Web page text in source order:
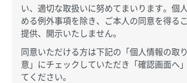
い、適切な取扱いに努めてまいります。個
める例外事項を除き、ご本人の同意を得る
提供、開示いたしません。
同意いただける方は下記の「個人情報の取
意」にチェックしていただき「確認画面へ
てください。